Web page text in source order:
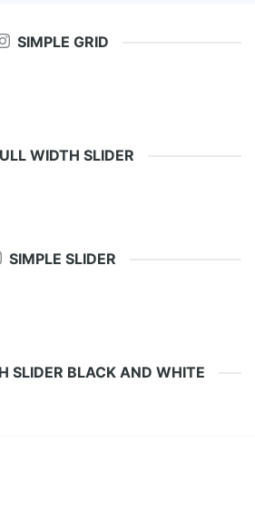
SIMPLE GRID
WIDTH SLIDER
SIMPLE SLIDER
SLIDER BLACK AND WHITE